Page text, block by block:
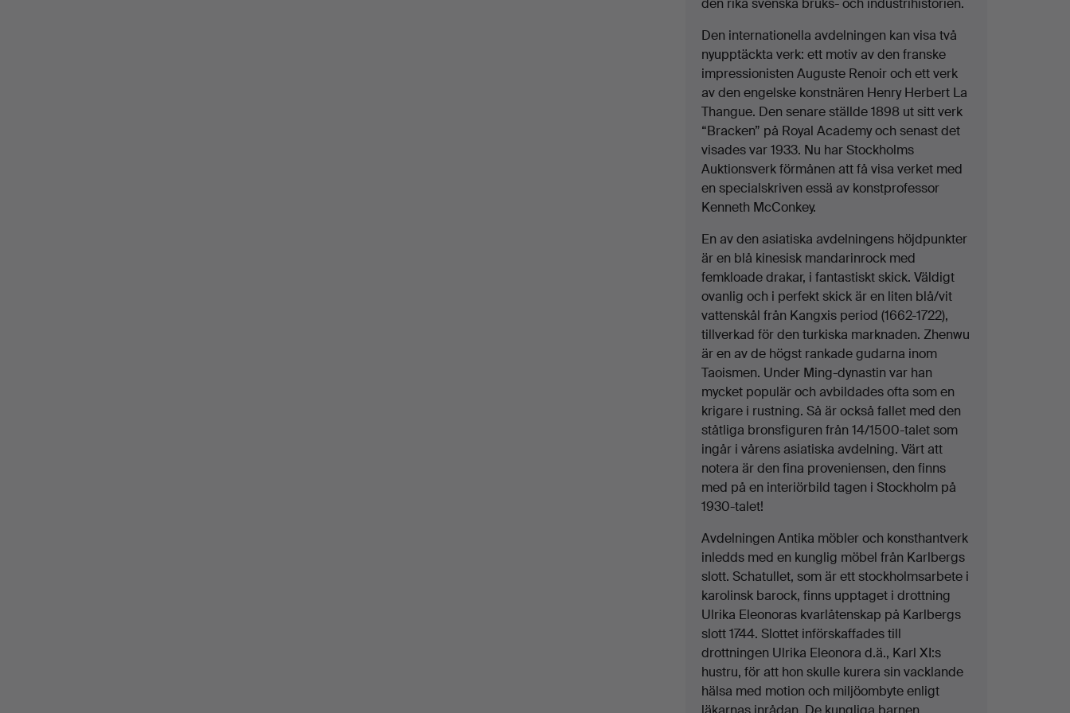
den rika svenska bruks- och industrihistorien.
Den internationella avdelningen kan visa två
nyupptäckta verk: ett motiv av den franske
impressionisten Auguste Renoir och ett verk
av den engelske konstnären Henry Herbert La
Thangue. Den senare ställde 1898 ut sitt verk
“Bracken” på Royal Academy och senast det
visades var 1933. Nu har Stockholms
Auktionsverk förmånen att få visa verket med
en specialskriven essä av konstprofessor
Kenneth McConkey.
En av den asiatiska avdelningens höjdpunkter
är en blå kinesisk mandarinrock med
femkloade drakar, i fantastiskt skick. Väldigt
ovanlig och i perfekt skick är en liten blå/vit
vattenskål från Kangxis period (1662-1722),
tillverkad för den turkiska marknaden. Zhenwu
är en av de högst rankade gudarna inom
Taoismen. Under Ming-dynastin var han
mycket populär och avbildades ofta som en
krigare i rustning. Så är också fallet med den
ståtliga bronsfiguren från 14/1500-talet som
ingår i vårens asiatiska avdelning. Värt att
notera är den fina proveniensen, den finns
med på en interiörbild tagen i Stockholm på
1930-talet!
Avdelningen Antika möbler och konsthantverk
inledds med en kunglig möbel från Karlbergs
slott. Schatullet, som är ett stockholmsarbete i
karolinsk barock, finns upptaget i drottning
Ulrika Eleonoras kvarlåtenskap på Karlbergs
slott 1744. Slottet införskaffades till
drottningen Ulrika Eleonora d.ä., Karl XI:s
hustru, för att hon skulle kurera sin vacklande
hälsa med motion och miljöombyte enligt